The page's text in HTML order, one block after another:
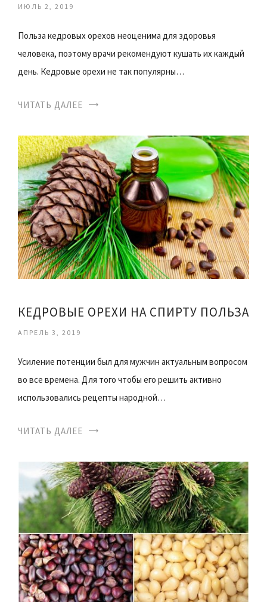
ИЮЛЬ 2, 2019
Польза кедровых орехов неоценима для здоровья
человека, поэтому врачи рекомендуют кушать их каждый
день. Кедровые орехи не так популярны…
ЧИТАТЬ ДАЛЕЕ
КЕДРОВЫЕ ОРЕХИ НА СПИРТУ ПОЛЬЗА
АПРЕЛЬ 3, 2019
Усиление потенции был для мужчин актуальным вопросом
во все времена. Для того чтобы его решить активно
использовались рецепты народной…
ЧИТАТЬ ДАЛЕЕ